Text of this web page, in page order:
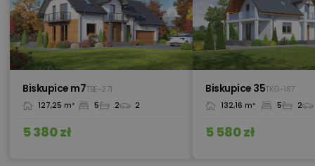
Pakiet umów i wniosków 450,00 zł
Pompa ciepła 450,00 zł
Biskupice m7TBE-271
127,25 m² 5 2 2
5 380 zł
Biskupice 35TKG-187
132,16 m² 5 2
5 580 zł